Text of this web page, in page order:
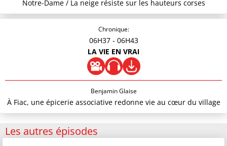
Notre-Dame / La neige résiste sur les hauteurs corses
Chronique:
06H37 - 06H43
LA VIE EN VRAI
Benjamin Glaise
À Fiac, une épicerie associative redonne vie au cœur du village
Les autres épisodes